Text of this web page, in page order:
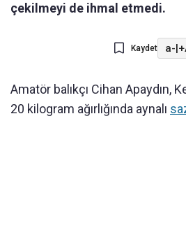
çekilmeyi de ihmal etmedi.
Kaydet a-|
Amatör balıkçı Cihan Apaydın,
20 kilogram ağırlığında aynalı